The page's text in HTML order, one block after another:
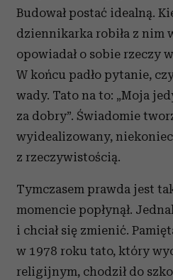
Budował postać idealną.
dziennikarka robiła z nim
opowiadał o sobie rzeczy
W końcu padło pytanie,
wady. Tato na to: „Moja
za dobry”. Świadomie
wyidealizowany,
z rzeczywistością.
Tymczasem prawda jest
momencie popłynął.
i chciał się zmienić.
w 1978 roku tato, który
religijnym, chodził do